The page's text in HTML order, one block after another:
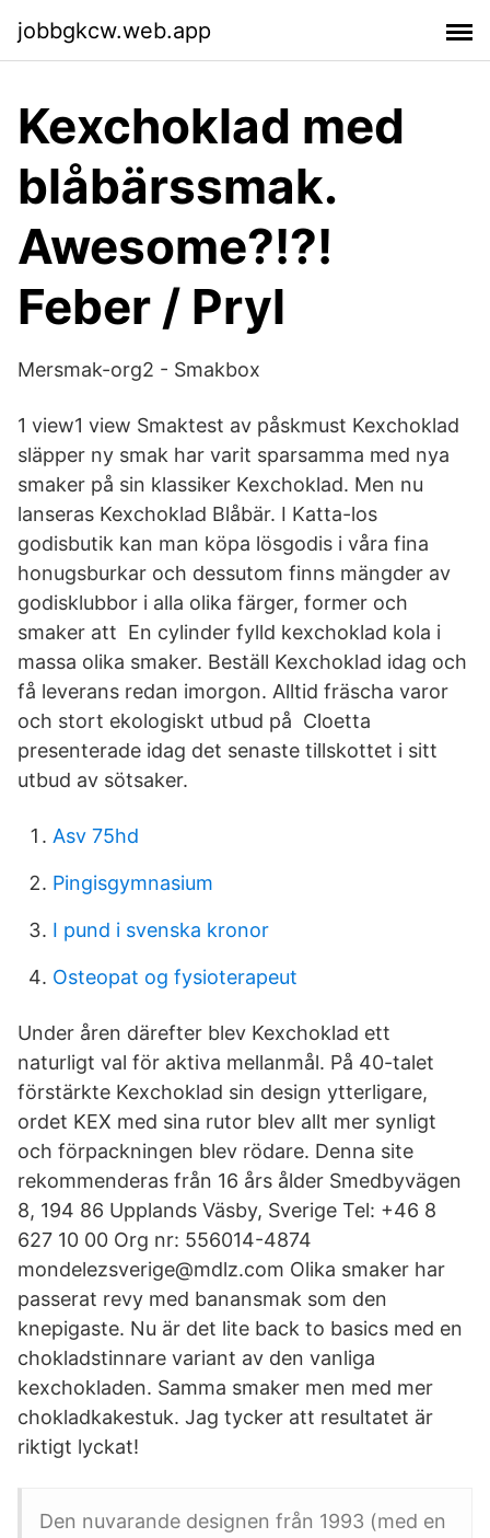
jobbgkcw.web.app
Kexchoklad med
blåbärssmak.
Awesome?!?!
Feber / Pryl
Mersmak-org2 - Smakbox
1 view1 view Smaktest av påskmust Kexchoklad
släpper ny smak har varit sparsamma med nya
smaker på sin klassiker Kexchoklad. Men nu
lanseras Kexchoklad Blåbär. I Katta-los
godisbutik kan man köpa lösgodis i våra fina
honugsburkar och dessutom finns mängder av
godisklubbor i alla olika färger, former och
smaker att En cylinder fylld kexchoklad kola i
massa olika smaker. Beställ Kexchoklad idag och
få leverans redan imorgon. Alltid fräscha varor
och stort ekologiskt utbud på Cloetta
presenterade idag det senaste tillskottet i sitt
utbud av sötsaker.
Asv 75hd
Pingisgymnasium
I pund i svenska kronor
Osteopat og fysioterapeut
Under åren därefter blev Kexchoklad ett
naturligt val för aktiva mellanmål. På 40-talet
förstärkte Kexchoklad sin design ytterligare,
ordet KEX med sina rutor blev allt mer synligt
och förpackningen blev rödare. Denna site
rekommenderas från 16 års ålder Smedbyvägen
8, 194 86 Upplands Väsby, Sverige Tel: +46 8
627 10 00 Org nr: 556014-4874
mondelezsverige@mdlz.com Olika smaker har
passerat revy med banansmak som den
knepigaste. Nu är det lite back to basics med en
chokladstinnare variant av den vanliga
kexchokladen. Samma smaker men med mer
chokladkakestuk. Jag tycker att resultatet är
riktigt lyckat!
Den nuvarande designen från 1993 (med en